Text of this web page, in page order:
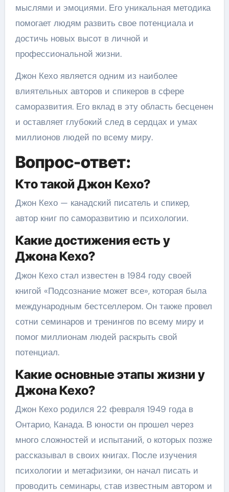
мыслями и эмоциями. Его уникальная методика
помогает людям развить свое потенциала и
достичь новых высот в личной и
профессиональной жизни.
Джон Кехо является одним из наиболее
влиятельных авторов и спикеров в сфере
саморазвития. Его вклад в эту область бесценен
и оставляет глубокий след в сердцах и умах
миллионов людей по всему миру.
Вопрос-ответ:
Кто такой Джон Кехо?
Джон Кехо — канадский писатель и спикер,
автор книг по саморазвитию и психологии.
Какие достижения есть у
Джона Кехо?
Джон Кехо стал известен в 1984 году своей
книгой «Подсознание может все», которая была
международным бестселлером. Он также провел
сотни семинаров и тренингов по всему миру и
помог миллионам людей раскрыть свой
потенциал.
Какие основные этапы жизни у
Джона Кехо?
Джон Кехо родился 22 февраля 1949 года в
Онтарио, Канада. В юности он прошел через
много сложностей и испытаний, о которых позже
рассказывал в своих книгах. После изучения
психологии и метафизики, он начал писать и
проводить семинары, став известным автором и